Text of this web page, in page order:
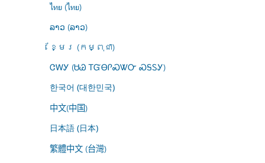
ไทย (ไทย)
ລາວ (ລາວ)
ខ្មែរ (កម្ពុជា)
ᏣᎳᎩ (ᏌᏊ ᎢᏳᎾᎵᏍᏔᏅ ᏍᎦᏚᎩ)
한국어 (대한민국)
中文(中国)
日本語 (日本)
繁體中文 (台灣)